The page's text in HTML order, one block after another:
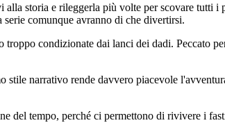
alla storia e rileggerla più volte per scovare
comunque avranno di che divertirsi.
condizionate dai lanci dei dadi. Peccato
stile narrativo rende davvero piacevole
del tempo, perché ci permettono di rivivere i